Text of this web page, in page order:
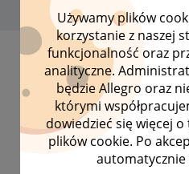
Używamy plików
korzystanie z naszej
funkcjonalność oraz
analityczne.
będzie Allegro oraz
którymi
dowiedzieć się więcej
plików cookie. Po
automatycznie
O dora-d14
dora-d14 zdobył 1